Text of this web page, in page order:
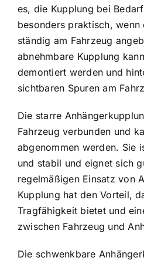
es, die Kupplung bei
besonders praktisch, wenn
ständig am Fahrzeug
abnehmbare Kupplung
demontiert werden und
sichtbaren Spuren am
Die starre
Fahrzeug verbunden und
abgenommen werden. Sie
und stabil und eignet sich
regelmäßigen Einsatz von
Kupplung hat den Vorteil,
Tragfähigkeit bietet und
zwischen Fahrzeug und
Die schwenkbare